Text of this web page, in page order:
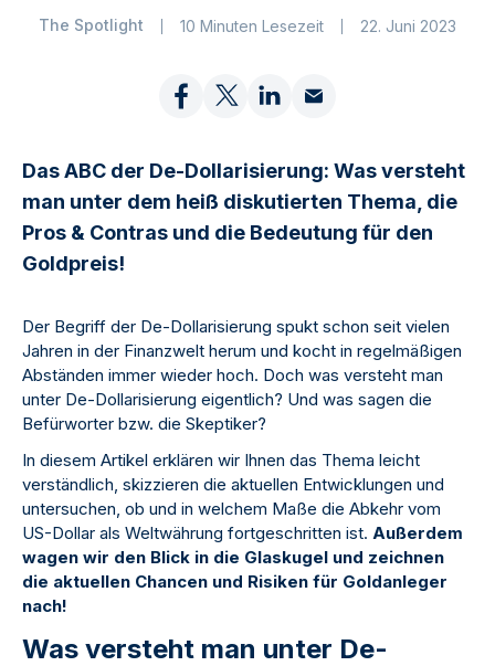
The Spotlight 10 Minuten Lesezeit 22. Juni 2023
Das ABC der De-Dollarisierung: Was versteht
man unter dem heiß diskutierten Thema, die
Pros & Contras und die Bedeutung für den
Goldpreis!
Der Begriff der De-Dollarisierung spukt schon seit vielen
Jahren in der Finanzwelt herum und kocht in regelmäßigen
Abständen immer wieder hoch. Doch was versteht man
unter De-Dollarisierung eigentlich? Und was sagen die
Befürworter bzw. die Skeptiker?
In diesem Artikel erklären wir Ihnen das Thema leicht
verständlich, skizzieren die aktuellen Entwicklungen und
untersuchen, ob und in welchem Maße die Abkehr vom
US-Dollar als Weltwährung fortgeschritten ist. Außerdem
wagen wir den Blick in die Glaskugel und zeichnen
die aktuellen Chancen und Risiken für Goldanleger
nach!
Was versteht man unter De-